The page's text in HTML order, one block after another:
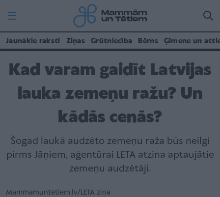
Jaunākie raksti Ziņas Grūtniecība Bērns Ģimene un
Kad varam gaidīt Latvijas
lauka zemeņu ražu? Un
kādās cenās?
Šogad laukā audzēto zemeņu raža būs neilgi
pirms Jāņiem, aģentūrai LETA atzina aptaujātie
zemeņu audzētāji.
Mammamuntetiem.lv/LETA ziņa